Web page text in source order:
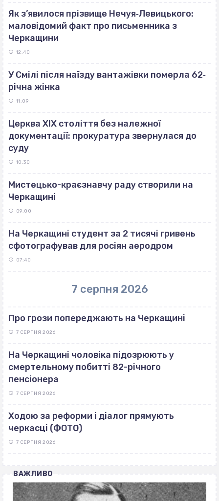
Як з’явилося прізвище Нечуя‐Левицького:
маловідомий факт про письменника з
Черкащини
12:40
У Смілі після наїзду вантажівки померла 62‐
річна жінка
11:09
Церква ХІХ століття без належної
документації: прокуратура звернулася до
суду
10:30
Мистецько-краєзнавчу раду створили на
Черкащині
09:00
На Черкащині студент за 2 тисячі гривень
сфотографував для росіян аеродром
07:40
7 серпня 2026
Про грози попереджають на Черкащині
7 СЕРПНЯ 2026
На Черкащині чоловіка підозрюють у
смертельному побитті 82-річного
пенсіонера
7 СЕРПНЯ 2026
Ходою за реформи і діалог прямують
черкасці (ФОТО)
7 СЕРПНЯ 2026
ВАЖЛИВО